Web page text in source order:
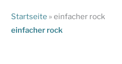
Startseite » einfacher rock
einfacher rock